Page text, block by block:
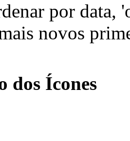
por data,
novos
dos Ícones